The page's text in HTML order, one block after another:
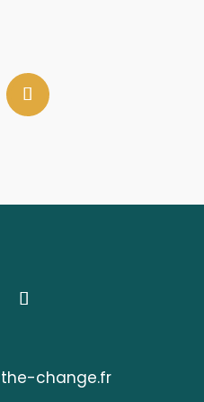
change.fr